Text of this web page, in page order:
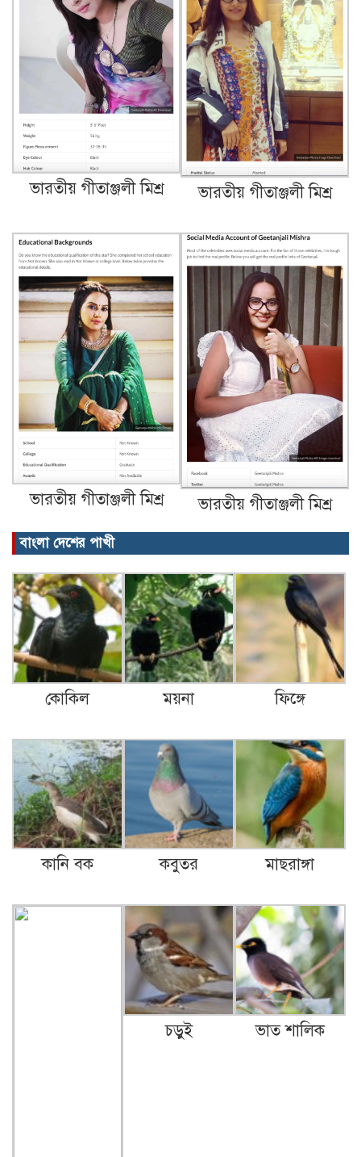
ভারতীয় গীতাঞ্জলী মিশ্র ভারতীয় গীতাঞ্জলী মিশ্র
ভারতীয় গীতাঞ্জলী মিশ্র ভারতীয় গীতাঞ্জলী মিশ্র
বাংলা দেশের পাখী
কোকিল ময়না ফিঙ্গে
কানি বক কবুতর মাছরাঙ্গা
চড়ুই ভাত শালিক